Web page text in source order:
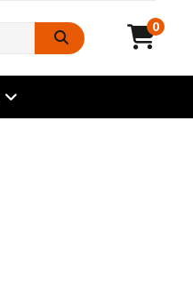
0
avatud menüü